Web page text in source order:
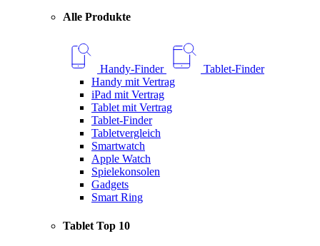
Alle Produkte
Handy-Finder
Tablet-Finder
Handy mit Vertrag
iPad mit Vertrag
Tablet mit Vertrag
Tablet-Finder
Tabletvergleich
Smartwatch
Apple Watch
Spielekonsolen
Gadgets
Smart Ring
Tablet Top 10